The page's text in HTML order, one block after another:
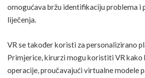
omogućava bržu identifikaciju problema i
liječenja.
VR se također koristi za personalizirano
Primjerice, kirurzi mogu koristiti VR kako
operacije, proučavajući virtualne modele